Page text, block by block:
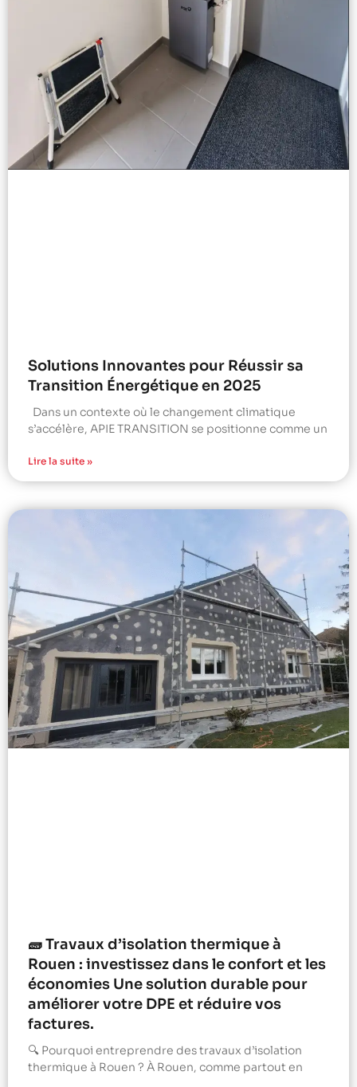
Solutions Innovantes pour Réussir sa
Transition Énergétique en 2025
Dans un contexte où le changement climatique
s’accélère, APIE TRANSITION se positionne comme un
Lire la suite »
🧱 Travaux d’isolation thermique à
Rouen : investissez dans le confort et les
économies Une solution durable pour
améliorer votre DPE et réduire vos
factures.
🔍 Pourquoi entreprendre des travaux d’isolation
thermique à Rouen ? À Rouen, comme partout en